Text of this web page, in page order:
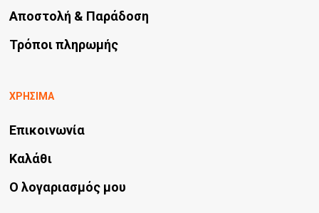
Αποστολή & Παράδοση
Τρόποι πληρωμής
ΧΡΗΣΙΜΑ
Επικοινωνία
Καλάθι
Ο λογαριασμός μου